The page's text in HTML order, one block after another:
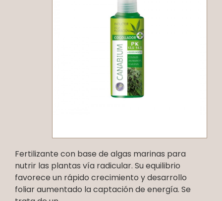
Fertilizante con base de algas marinas para
nutrir las plantas vía radicular. Su equilibrio
favorece un rápido crecimiento y desarrollo
foliar aumentado la captación de energía. Se